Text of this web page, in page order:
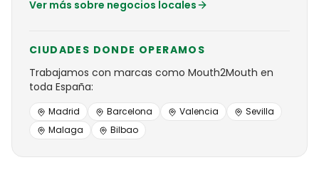
Ver más sobre negocios locales
CIUDADES DONDE OPERAMOS
Trabajamos con marcas como Mouth2Mouth en
toda España:
Madrid Barcelona Valencia
Sevilla
Malaga
Bilbao